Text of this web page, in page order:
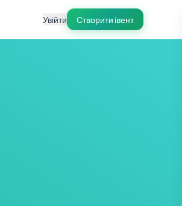
Увійти Створити івент